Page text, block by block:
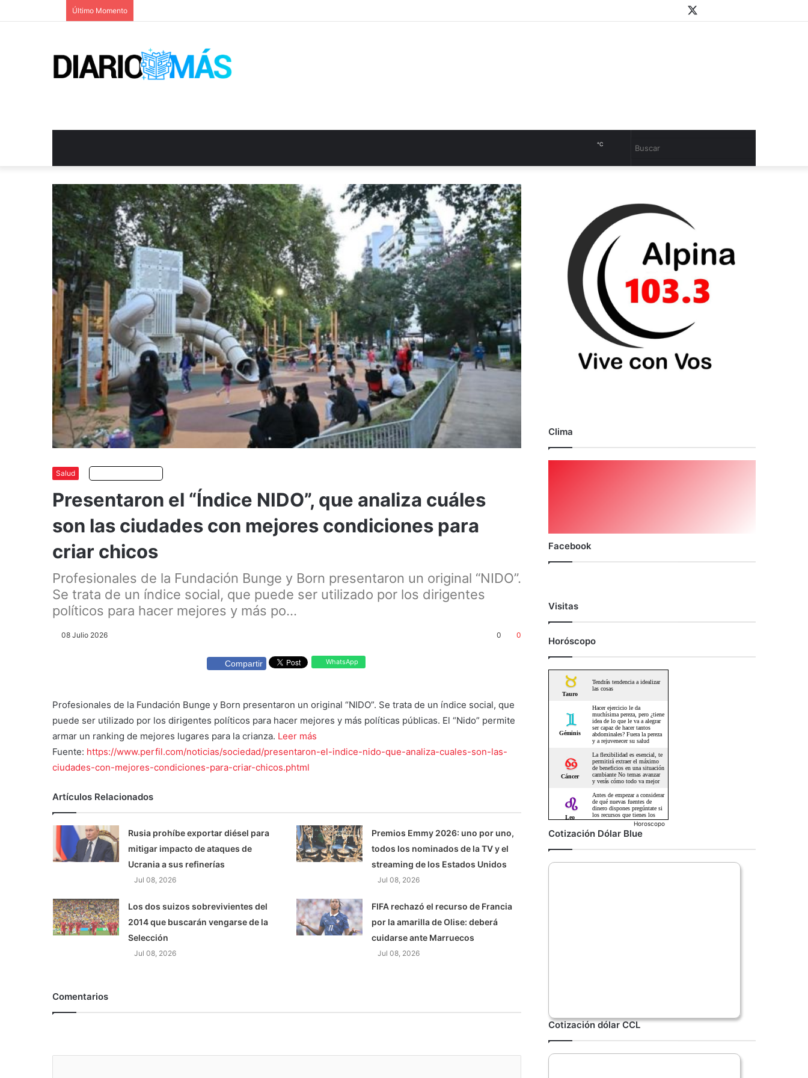
Último Momento Instagram
Youtube
WhatsApp
Cambiar
℃
Salud
Presentaron el “Índice NIDO”, que analiza cuáles
son las ciudades con mejores condiciones para
criar chicos
Profesionales de la Fundación Bunge y Born presentaron un original “NIDO”.
Se trata de un índice social, que puede ser utilizado por los dirigentes
políticos para hacer mejores y más po...
08 Julio 2026 0 0
Compartir WhatsApp
Profesionales de la Fundación Bunge y Born presentaron un original “NIDO”. Se trata de un índice social, que
puede ser utilizado por los dirigentes políticos para hacer mejores y más políticas públicas. El “Nido” permite
armar un ranking de mejores lugares para la crianza. Leer más
Fuente: https://www.perfil.com/noticias/sociedad/presentaron-el-indice-nido-que-analiza-cuales-son-las-
ciudades-con-mejores-condiciones-para-criar-chicos.phtml
Artículos Relacionados
Rusia prohíbe exportar diésel para
mitigar impacto de ataques de
Ucrania a sus refinerías
Jul 08, 2026
Premios Emmy 2026: uno por uno,
todos los nominados de la TV y el
streaming de los Estados Unidos
Jul 08, 2026
Los dos suizos sobrevivientes del
2014 que buscarán vengarse de la
Selección
Jul 08, 2026
FIFA rechazó el recurso de Francia
por la amarilla de Olise: deberá
cuidarse ante Marruecos
Jul 08, 2026
Comentarios
Clima
Facebook
Visitas
Horóscopo
Horoscopo
Cotización Dólar Blue
Cotización dólar CCL